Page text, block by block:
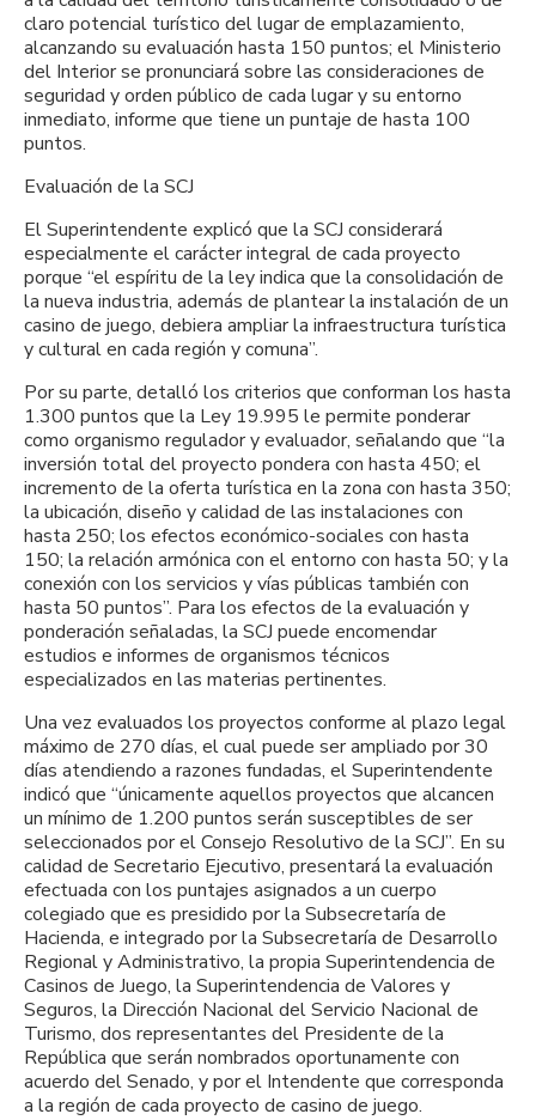
claro potencial turístico del lugar de emplazamiento,
alcanzando su evaluación hasta 150 puntos; el Ministerio
del Interior se pronunciará sobre las consideraciones de
seguridad y orden público de cada lugar y su entorno
inmediato, informe que tiene un puntaje de hasta 100
puntos.
Evaluación de la SCJ
El Superintendente explicó que la SCJ considerará
especialmente el carácter integral de cada proyecto
porque “el espíritu de la ley indica que la consolidación de
la nueva industria, además de plantear la instalación de un
casino de juego, debiera ampliar la infraestructura turística
y cultural en cada región y comuna”.
Por su parte, detalló los criterios que conforman los hasta
1.300 puntos que la Ley 19.995 le permite ponderar
como organismo regulador y evaluador, señalando que “la
inversión total del proyecto pondera con hasta 450; el
incremento de la oferta turística en la zona con hasta 350;
la ubicación, diseño y calidad de las instalaciones con
hasta 250; los efectos económico-sociales con hasta
150; la relación armónica con el entorno con hasta 50; y la
conexión con los servicios y vías públicas también con
hasta 50 puntos”. Para los efectos de la evaluación y
ponderación señaladas, la SCJ puede encomendar
estudios e informes de organismos técnicos
especializados en las materias pertinentes.
Una vez evaluados los proyectos conforme al plazo legal
máximo de 270 días, el cual puede ser ampliado por 30
días atendiendo a razones fundadas, el Superintendente
indicó que “únicamente aquellos proyectos que alcancen
un mínimo de 1.200 puntos serán susceptibles de ser
seleccionados por el Consejo Resolutivo de la SCJ”. En su
calidad de Secretario Ejecutivo, presentará la evaluación
efectuada con los puntajes asignados a un cuerpo
colegiado que es presidido por la Subsecretaría de
Hacienda, e integrado por la Subsecretaría de Desarrollo
Regional y Administrativo, la propia Superintendencia de
Casinos de Juego, la Superintendencia de Valores y
Seguros, la Dirección Nacional del Servicio Nacional de
Turismo, dos representantes del Presidente de la
República que serán nombrados oportunamente con
acuerdo del Senado, y por el Intendente que corresponda
a la región de cada proyecto de casino de juego.